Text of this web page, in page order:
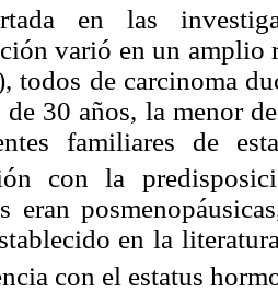
en las
varió en un amplio
todos de carcinoma
de 30 años, la menor
familiares de
con la
eran
en la
con el estatus